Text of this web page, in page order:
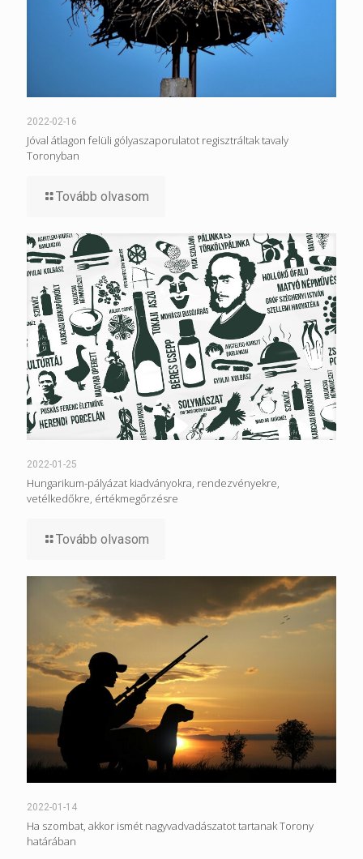
2022-02-16
Jóval átlagon felüli gólyaszaporulatot regisztráltak tavaly
Toronyban
Tovább olvasom
2022-01-25
Hungarikum-pályázat kiadványokra, rendezvényekre,
vetélkedőkre, értékmegőrzésre
Tovább olvasom
2022-01-14
Ha szombat, akkor ismét nagyvadvadászatot tartanak Torony
határában